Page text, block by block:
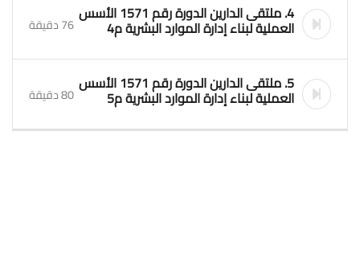
4. ملتقى الدارين الدورة رقم 1571 الأسس
العملية لبناء إدارة الموارد البشرية م4 76 دقيقة
5. ملتقى الدارين الدورة رقم 1571 الأسس
العملية لبناء إدارة الموارد البشرية م5 80 دقيقة